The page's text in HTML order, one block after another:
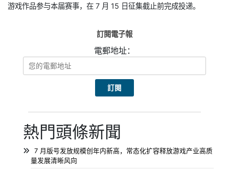
游戏作品参与本届赛事，在 7 月 15 日征集截止前完成投递。
訂閱電子報
電郵地址：
熱門頭條新聞
7 月版号发放规模创年内新高，常态化扩容释放游戏产业高质
量发展清晰风向